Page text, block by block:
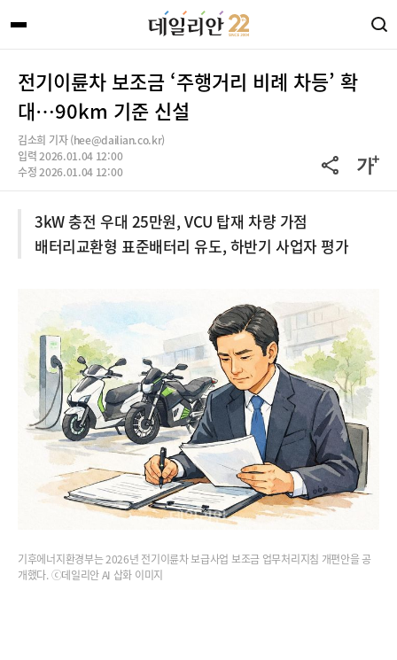
전기이륜차 보조금 ‘주행거리 비례 차등’ 확
대…90km 기준 신설
김소희 기자 (hee@dailian.co.kr)
입력 2026.01.04 12:00
수정 2026.01.04 12:00
3kW 충전 우대 25만원, VCU 탑재 차량 가점
배터리교환형 표준배터리 유도, 하반기 사업자 평가
기후에너지환경부는 2026년 전기이륜차 보급사업 보조금 업무처리지침 개편안을 공
개했다. ⓒ데일리안 AI 삽화 이미지